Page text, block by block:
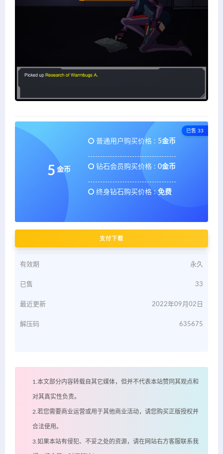
已售 33
5 金币
普通用户购买价格 : 5金币
钻石会员购买价格 : 0金币
终身钻石购买价格 : 免费
支付下载
有效期 永久
已售 33
最近更新 2022年09月02日
解压码 635675
1.本文部分内容转载自其它媒体，但并不代表本站赞同其观点和
对其真实性负责。
2.若您需要商业运营或用于其他商业活动，请您购买正版授权并
合法使用。
3.如果本站有侵犯、不妥之处的资源，请在网站右方客服联系我